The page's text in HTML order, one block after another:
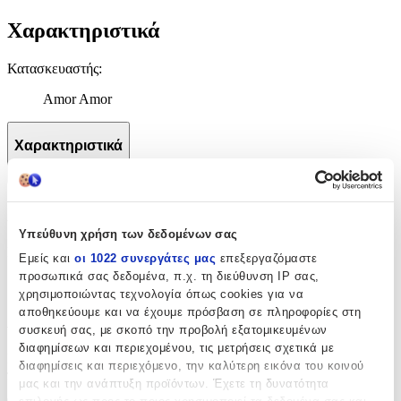
Υπεύθυνη χρήση των δεδομένων σας
Εμείς και οι 1022 συνεργάτες μας επεξεργαζόμαστε
προσωπικά σας δεδομένα, π.χ. τη διεύθυνση IP σας,
χρησιμοποιώντας τεχνολογία όπως cookies για να
αποθηκεύουμε και να έχουμε πρόσβαση σε πληροφορίες στη
συσκευή σας, με σκοπό την προβολή εξατομικευμένων
διαφημίσεων και περιεχομένου, τις μετρήσεις σχετικά με
διαφημίσεις και περιεχόμενο, την καλύτερη εικόνα του κοινού
μας και την ανάπτυξη προϊόντων. Έχετε τη δυνατότητα
Χαρακτηριστικά
Κατασκευαστής:
Amor Amor
Χαρακτηριστικά
Κατασκευαστής:
Amor Amor
Αξιολογήσεις
Προς το παρόν δεν υπάρχουν άλλες αξιολογήσεις. Όταν
προστεθούν, θα εμφανιστούν εδώ.